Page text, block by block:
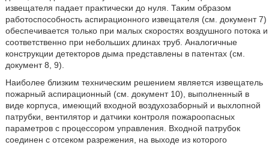
извещателя падает практически до нуля. Таким образом
работоспособность аспирационного извещателя (см. документ 7)
обеспечивается только при малых скоростях воздушного потока и
соответственно при небольших длинах труб. Аналогичные
конструкции детекторов дыма представлены в патентах (см.
документ 8, 9).
Наиболее близким техническим решением является извещатель
пожарный аспирационный (см. документ 10), выполненный в
виде корпуса, имеющий входной воздухозаборный и выхлопной
патрубки, вентилятор и датчики контроля пожароопасных
параметров с процессором управления. Входной патрубок
соединен с отсеком разрежения, на выходе из которого